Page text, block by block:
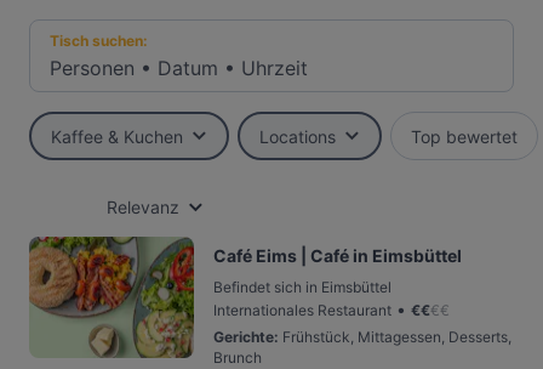
Tisch suchen:
Personen • Datum • Uhrzeit
Kaffee & Kuchen Locations Top bewertet
Relevanz
Café Eims | Café in Eimsbüttel
Befindet sich in Eimsbüttel
Internationales Restaurant • €€€€
Gerichte: Frühstück, Mittagessen, Desserts,
Brunch